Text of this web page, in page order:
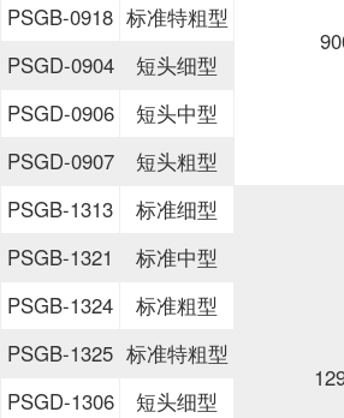
PSGB-0918 标准特粗型
PSGD-0904
短头细型
PSGD-0906
短头中型
PSGD-0907
短头粗型
PSGB-1313
标准细型
PSGB-1321
标准中型
PSGB-1324
标准粗型
PSGB-1325 标准特粗型
PSGD-1306
短头细型